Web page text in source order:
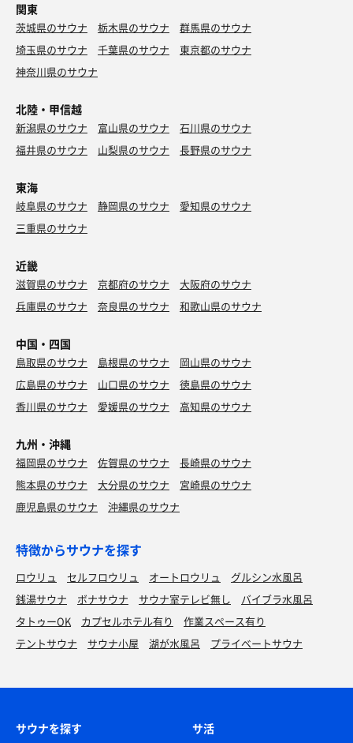
関東
茨城県のサウナ 栃木県のサウナ
群馬県のサウナ
埼玉県のサウナ
千葉県のサウナ
東京都のサウナ
神奈川県のサウナ
北陸・甲信越
新潟県のサウナ 富山県のサウナ
石川県のサウナ
福井県のサウナ
山梨県のサウナ 長野県のサウナ
東海
岐阜県のサウナ 静岡県のサウナ
愛知県のサウナ
三重県のサウナ
近畿
滋賀県のサウナ 京都府のサウナ
大阪府のサウナ
兵庫県のサウナ
奈良県のサウナ 和歌山県のサウナ
中国・四国
鳥取県のサウナ 島根県のサウナ
岡山県のサウナ
広島県のサウナ
山口県のサウナ
徳島県のサウナ
香川県のサウナ
愛媛県のサウナ 高知県のサウナ
九州・沖縄
福岡県のサウナ 佐賀県のサウナ
長崎県のサウナ
熊本県のサウナ
大分県のサウナ
宮崎県のサウナ
鹿児島県のサウナ
沖縄県のサウナ
特徴からサウナを探す
ロウリュ セルフロウリュ オートロウリュ
グルシン水風呂
銭湯サウナ
ボナサウナ サウナ室テレビ無し
バイブラ水風呂
タトゥーOK
カプセルホテル有り
作業スペース有り
テントサウナ
サウナ小屋 湖が水風呂 プライベートサウナ
サウナを探す サ活